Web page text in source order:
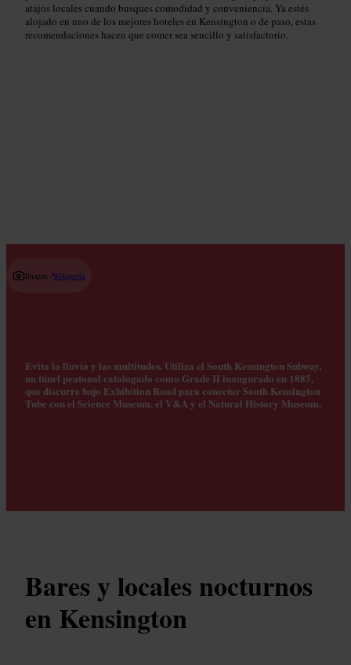
atajos locales cuando busques comodidad y conveniencia. Ya estés
alojado en uno de los mejores hoteles en Kensington o de paso, estas
recomendaciones hacen que comer sea sencillo y satisfactorio.
Imagen /Wikipedia
Evita la lluvia y las multitudes. Utiliza el South Kensington Subway,
un túnel peatonal catalogado como Grade II inaugurado en 1885,
que discurre bajo Exhibition Road para conectar South Kensington
Tube con el Science Museum, el V&A y el Natural History Museum.
Bares y locales nocturnos
en Kensington